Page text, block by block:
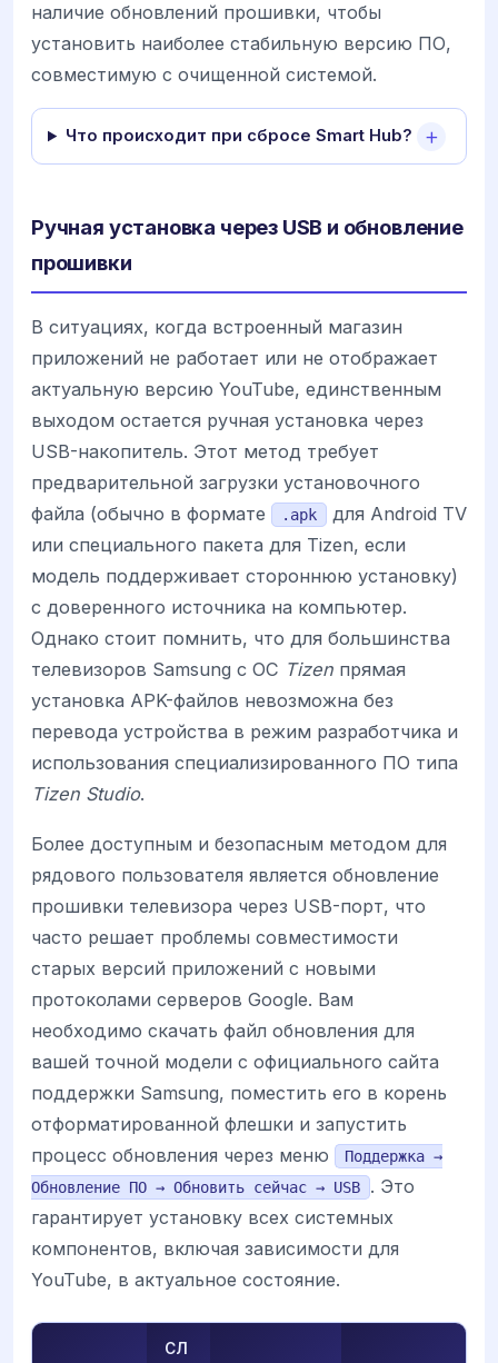
наличие обновлений прошивки, чтобы
установить наиболее стабильную версию ПО,
совместимую с очищенной системой.
Что происходит при сбросе Smart Hub?
Ручная установка через USB и обновление
прошивки
В ситуациях, когда встроенный магазин
приложений не работает или не отображает
актуальную версию YouTube, единственным
выходом остается ручная установка через
USB-накопитель. Этот метод требует
предварительной загрузки установочного
файла (обычно в формате
.apk
для Android TV
или специального пакета для Tizen, если
модель поддерживает стороннюю установку)
с доверенного источника на компьютер.
Однако стоит помнить, что для большинства
телевизоров Samsung с ОС Tizen прямая
установка APK-файлов невозможна без
перевода устройства в режим разработчика и
использования специализированного ПО типа
Tizen Studio.
Более доступным и безопасным методом для
рядового пользователя является обновление
прошивки телевизора через USB-порт, что
часто решает проблемы совместимости
старых версий приложений с новыми
протоколами серверов Google. Вам
необходимо скачать файл обновления для
вашей точной модели с официального сайта
поддержки Samsung, поместить его в корень
отформатированной флешки и запустить
процесс обновления через меню
Поддержка →
Обновление ПО → Обновить сейчас → USB
. Это
гарантирует установку всех системных
компонентов, включая зависимости для
YouTube, в актуальное состояние.
СЛ